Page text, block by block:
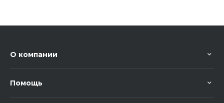
О компании
Помощь